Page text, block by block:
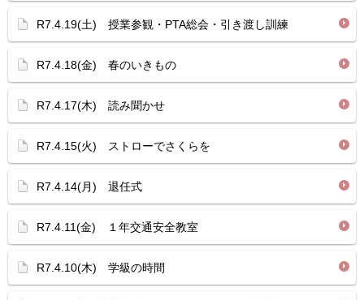
R7.4.19(土) 授業参観・PTA総会・引き渡し訓練
R7.4.18(金) 春のいきもの
R7.4.17(木) 読み聞かせ
R7.4.15(火) ストローでさくらを
R7.4.14(月) 退任式
R7.4.11(金) １年交通安全教室
R7.4.10(木) 学級の時間